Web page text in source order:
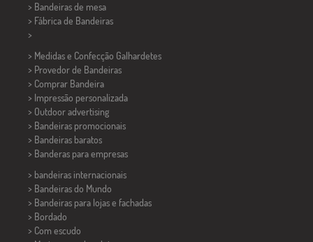
> Bandeiras de mesa
> Fábrica de Bandeiras
>
> Medidas e Confecção Galhardetes
> Provedor de Bandeiras
> Comprar Bandeira
> Impressão personalizada
> Outdoor advertising
> Bandeiras promocionais
> Bandeiras baratos
> Banderas para empresas
> bandeiras internacionais
> Bandeiras do Mundo
> Bandeiras para lojas e fachadas
> Bordado
> Com escudo